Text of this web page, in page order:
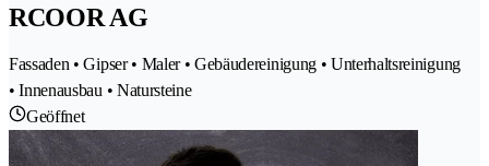
RCOOR AG
Fassaden • Gipser • Maler • Gebäudereinigung • Unterhaltsreinigung
• Innenausbau • Natursteine
Geöffnet